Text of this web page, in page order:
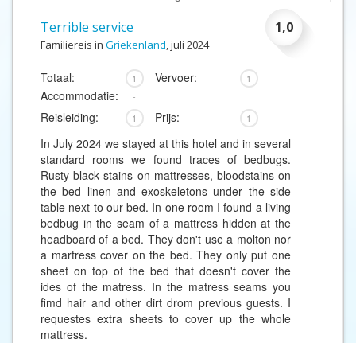
1,0
Terrible service
Familiereis in Griekenland, juli 2024
Totaal: 1 Vervoer: 1
Accommodatie: -
Reisleiding: 1 Prijs: 1
In July 2024 we stayed at this hotel and in several
standard rooms we found traces of bedbugs.
Rusty black stains on mattresses, bloodstains on
the bed linen and exoskeletons under the side
table next to our bed. In one room I found a living
bedbug in the seam of a mattress hidden at the
headboard of a bed. They don't use a molton nor
a martress cover on the bed. They only put one
sheet on top of the bed that doesn't cover the
ides of the matress. In the matress seams you
fimd hair and other dirt drom previous guests. I
requestes extra sheets to cover up the whole
mattress.